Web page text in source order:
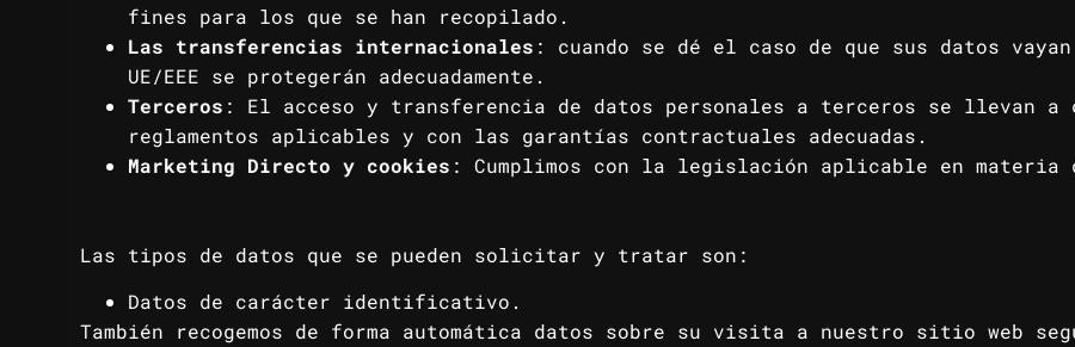
fines para los que se han recopilado.
Las transferencias internacionales : cuando se dé el caso de que sus datos
UE/EEE se protegerán adecuadamente.
Terceros : El acceso y transferencia de datos personales a terceros se llevan a
reglamentos aplicables y con las garantías contractuales adecuadas.
Marketing Directo y cookies : Cumplimos con la legislación aplicable en materia
Las tipos de datos que se pueden solicitar y tratar son:
Datos de carácter identificativo.
También recogemos de forma automática datos sobre su visita a nuestro sitio web